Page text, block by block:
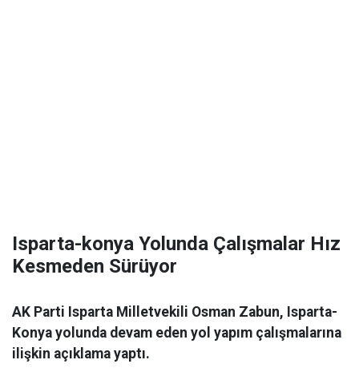
Isparta-konya Yolunda Çalışmalar Hız
Kesmeden Sürüyor
AK Parti Isparta Milletvekili Osman Zabun, Isparta-
Konya yolunda devam eden yol yapım çalışmalarına
ilişkin açıklama yaptı.